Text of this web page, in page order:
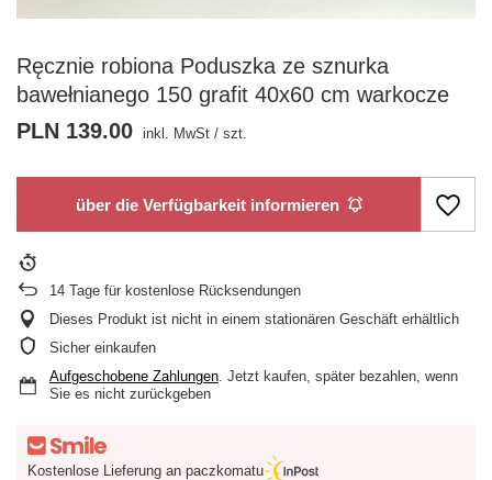
Ręcznie robiona Poduszka ze sznurka
bawełnianego 150 grafit 40x60 cm warkocze
PLN 139.00 inkl. MwSt / szt.
über die Verfügbarkeit informieren
14 Tage für kostenlose Rücksendungen
Dieses Produkt ist nicht in einem stationären Geschäft erhältlich
Sicher einkaufen
Aufgeschobene Zahlungen. Jetzt kaufen, später bezahlen, wenn
Sie es nicht zurückgeben
Kostenlose Lieferung an paczkomatu